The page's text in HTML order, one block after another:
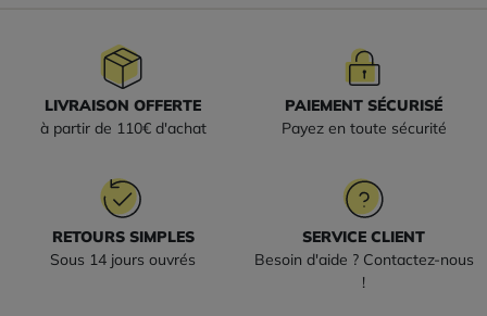
LIVRAISON OFFERTE
à partir de 110€ d'achat
PAIEMENT SÉCURISÉ
Payez en toute sécurité
RETOURS SIMPLES
Sous 14 jours ouvrés
SERVICE CLIENT
Besoin d'aide ? Contactez-nous
!